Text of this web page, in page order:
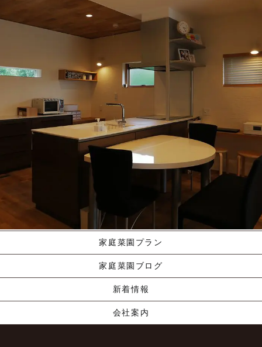
資料請求する
くりやま建築のこだわり
家庭菜園プラン
家庭菜園ブログ
新着情報
会社案内